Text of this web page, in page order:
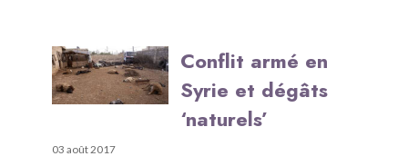
Conflit armé en
Syrie et dégâts
‘naturels’
03 août 2017